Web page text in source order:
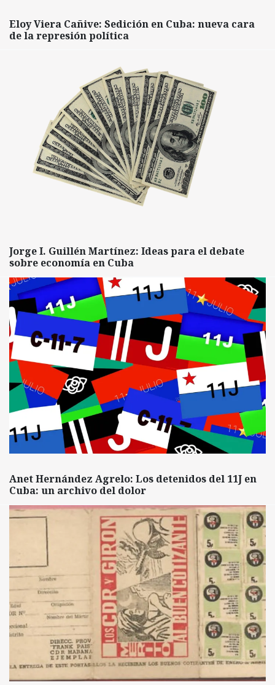
Eloy Viera Cañive: Sedición en Cuba: nueva cara
de la represión política
Jorge I. Guillén Martínez: Ideas para el debate
sobre economía en Cuba
Anet Hernández Agrelo: Los detenidos del 11J en
Cuba: un archivo del dolor